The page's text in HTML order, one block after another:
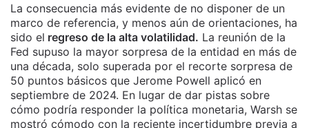
La consecuencia más evidente de no disponer de un
marco de referencia, y menos aún de orientaciones, ha
sido el regreso de la alta volatilidad. La reunión de la
Fed supuso la mayor sorpresa de la entidad en más de
una década, solo superada por el recorte sorpresa de
50 puntos básicos que Jerome Powell aplicó en
septiembre de 2024. En lugar de dar pistas sobre
cómo podría responder la política monetaria, Warsh se
mostró cómodo con la reciente incertidumbre previa a